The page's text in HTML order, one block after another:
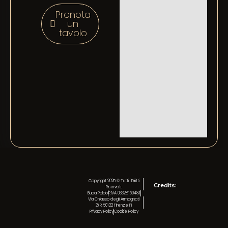
Prenota
un
tavolo
Copyright 2025 © Tutti i Diritti
Riservati.
Buca PoldoP.IVA 03328150481
Via Chiasso degli Armagnati
2/R, 50122 Firenze FI
Privacy PolicyCookie Policy
Credits: